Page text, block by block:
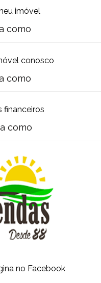
imóvel
como
conosco
como
financeiros
como
no Facebook